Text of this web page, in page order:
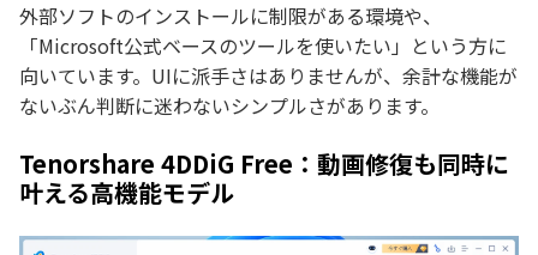
外部ソフトのインストールに制限がある環境や、
「Microsoft公式ベースのツールを使いたい」という方に
向いています。UIに派手さはありませんが、余計な機能が
ないぶん判断に迷わないシンプルさがあります。
Tenorshare 4DDiG Free：動画修復も同時に
叶える高機能モデル